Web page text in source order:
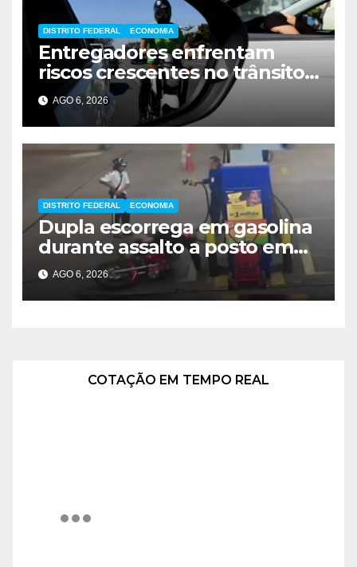
DISTRITO FEDERAL ECONOMIA
Entregadores enfrentam
riscos crescentes no trânsito
de Brasília
AGO 6, 2026
DISTRITO FEDERAL ECONOMIA
Dupla escorrega em gasolina
durante assalto a posto em
Ceilândia
AGO 6, 2026
COTAÇÃO EM TEMPO REAL